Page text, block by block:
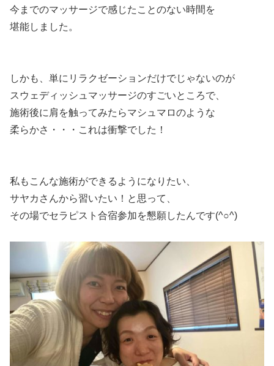
今までのマッサージで感じたことのない時間を
堪能しました。
しかも、単にリラクゼーションだけでじゃないのが
スウェディッシュマッサージのすごいところで、
施術後に肩を触ってみたらマシュマロのような
柔らかさ・・・これは衝撃でした！
私もこんな施術ができるようになりたい、
サヤカさんから習いたい！と思って、
その場でセラピスト合宿参加を懇願したんです(^○^)